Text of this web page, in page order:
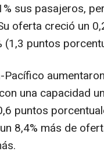
sus pasajeros,
oferta creció un
(1,3 puntos
Pacífico
una capacidad
puntos
8,4% más de